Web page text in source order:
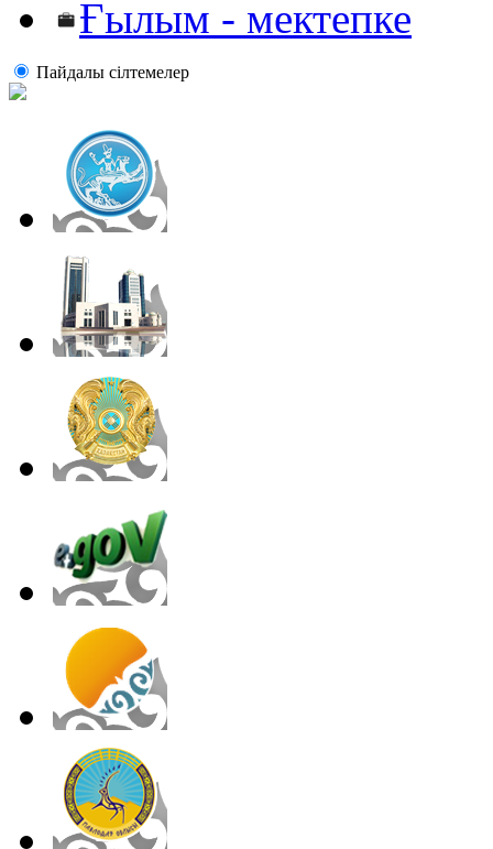
Ғылым - мектепке
Пайдалы сiлтемелер